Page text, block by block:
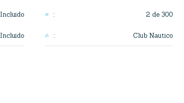
Incluido
Incluido
: 2 de 300
: Club Nautico